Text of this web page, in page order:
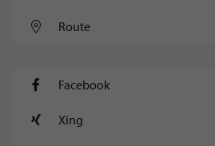
Route
Facebook
Xing